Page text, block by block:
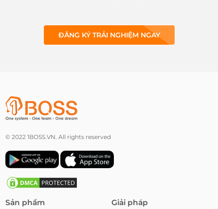
ĐĂNG KÝ TRẢI NGHIỆM NGAY
© 2022 1BOSS.VN. All rights reserved
Sản phẩm Giải pháp